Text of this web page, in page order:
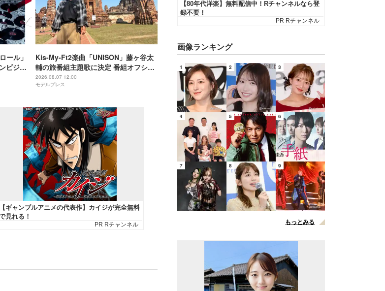
ール」
ビジュ
Kis-My-Ft2楽曲「UNISON」藤ヶ谷太
輔の旅番組主題歌に決定 番組オフショ
ット初公開
2026.08.07 12:00
モデルプレス
画像ランキング
1 2 3
4 5 6
7 8 9
もっとみる